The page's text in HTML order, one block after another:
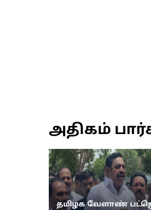
அதிகம்
தமிழக வேளாண்